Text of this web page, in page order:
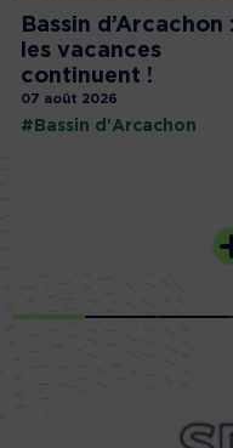
Bassin d’Arcachon :
les vacances
continuent !
07 août 2026
#Bassin d'Arcachon